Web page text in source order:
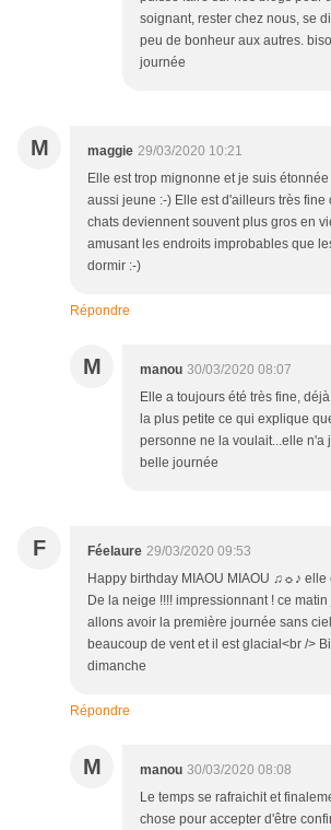
soignant, rester chez nous, se
peu de bonheur aux autres.
journée
M maggie 29/03/2020 10:21
Elle est trop mignonne et je suis
aussi jeune :-) Elle est d'ailleurs très fine
chats deviennent souvent plus gros en
amusant les endroits improbables que
dormir :-)
Répondre
M manou 30/03/2020 08:07
Elle a toujours été très fine,
la plus petite ce qui explique
personne ne la voulait...elle n'a
belle journée
F Féelaure 29/03/2020 09:53
Happy birthday MIAOU MIAOU ♫☼♪ elle
De la neige !!!! impressionnant ! ce
allons avoir la première journée sans
beaucoup de vent et il est glacial<br />
dimanche
Répondre
M manou 30/03/2020 08:08
Le temps se rafraichit et
chose pour accepter d'être